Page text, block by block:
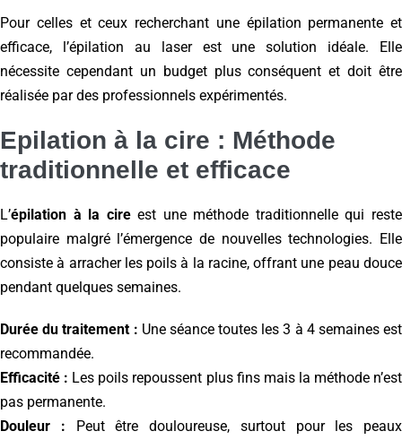
Pour celles et ceux recherchant une épilation permanente et
efficace, l’épilation au laser est une solution idéale. Elle
nécessite cependant un budget plus conséquent et doit être
réalisée par des professionnels expérimentés.
Epilation à la cire : Méthode
traditionnelle et efficace
L’épilation à la cireest une méthode traditionnelle qui reste
populaire malgré l’émergence de nouvelles technologies. Elle
consiste à arracher les poils à la racine, offrant une peau douce
pendant quelques semaines.
Durée du traitement : Une séance toutes les 3 à 4 semaines est
recommandée.
Efficacité : Les poils repoussent plus fins mais la méthode n’est
pas permanente.
Douleur : Peut être douloureuse, surtout pour les peaux